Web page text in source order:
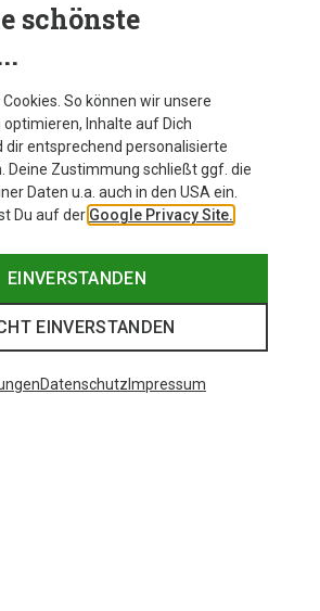
schönste
Cookies. So können wir unsere
optimieren, Inhalte auf Dich
dir entsprechend personalisierte
Deine Zustimmung schließt ggf. die
Daten u.a. auch in den USA ein.
Du auf der Google Privacy Site.
EINVERSTANDEN
EINVERSTANDEN
Datenschutz Impressum